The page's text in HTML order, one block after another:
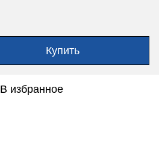
Купить
В избранное